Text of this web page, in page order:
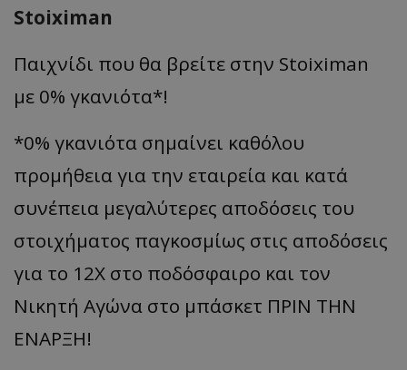
Stoiximan
Παιχνίδι που θα βρείτε στην Stoiximan
με 0% γκανιότα*!
*0% γκανιότα σημαίνει καθόλου
προμήθεια για την εταιρεία και κατά
συνέπεια μεγαλύτερες αποδόσεις του
στοιχήματος παγκοσμίως στις αποδόσεις
για το 12Χ στο ποδόσφαιρο και τον
Νικητή Αγώνα στο μπάσκετ ΠΡΙΝ ΤΗΝ
ΕΝΑΡΞΗ!